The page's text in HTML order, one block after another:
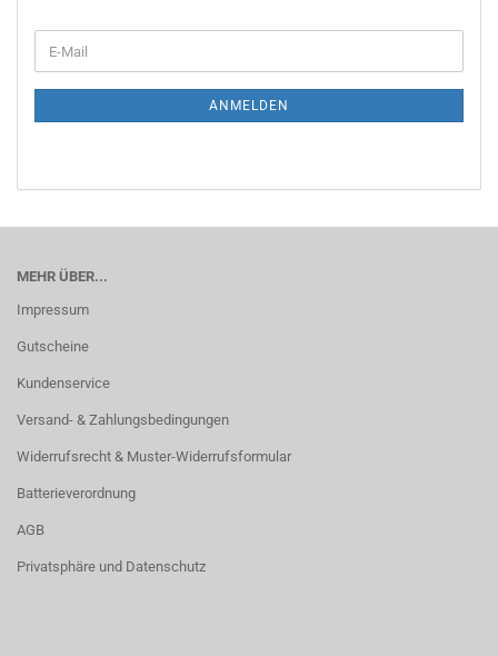
E-
Mail
ANMELDEN
MEHR ÜBER...
Impressum
Gutscheine
Kundenservice
Versand- & Zahlungsbedingungen
Widerrufsrecht & Muster-Widerrufsformular
Batterieverordnung
AGB
Privatsphäre und Datenschutz